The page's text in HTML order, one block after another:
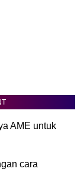
AME untuk
cara